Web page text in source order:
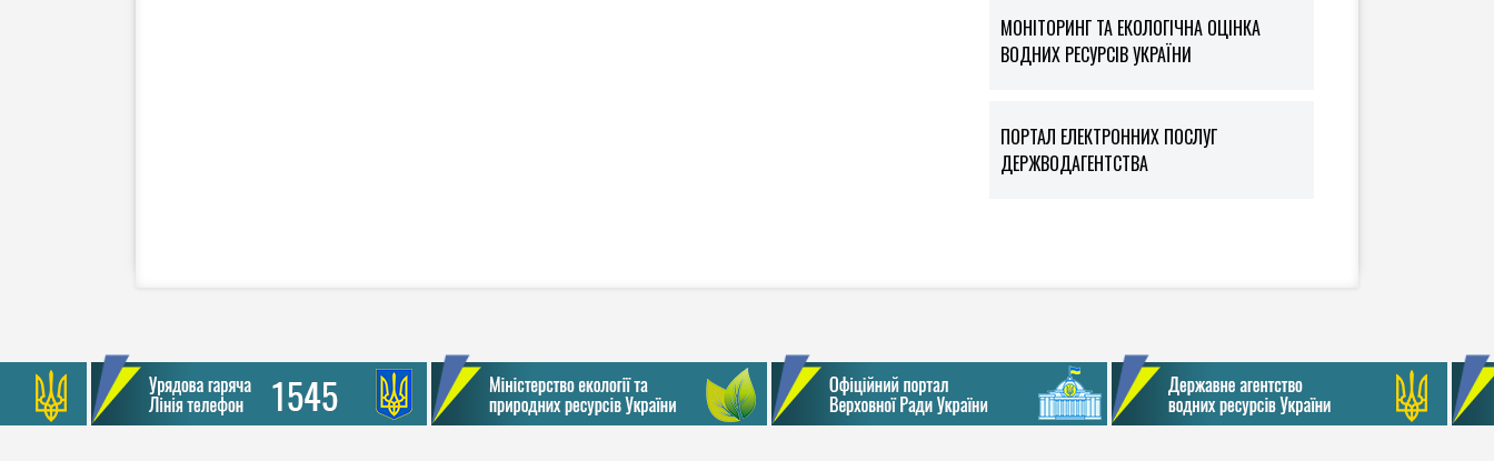
МОНІТОРИНГ ТА ЕКОЛОГІЧНА ОЦІНКА
ВОДНИХ РЕСУРСІВ УКРАЇНИ
ПОРТАЛ ЕЛЕКТРОННИХ ПОСЛУГ
ДЕРЖВОДАГЕНТСТВА